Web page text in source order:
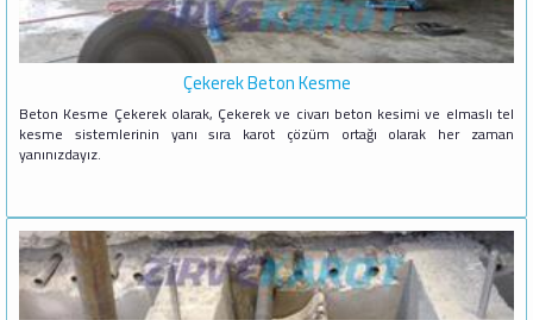
Çekerek Beton Kesme
Beton Kesme Çekerek olarak, Çekerek ve civarı beton kesimi ve elmaslı tel
kesme sistemlerinin yanı sıra karot çözüm ortağı olarak her zaman
yanınızdayız.